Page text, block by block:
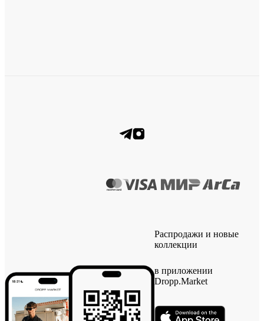
Распродажи и новые
коллекции
в приложении
Dropp.Market